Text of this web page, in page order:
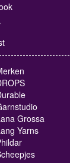
Grossa
Yarns